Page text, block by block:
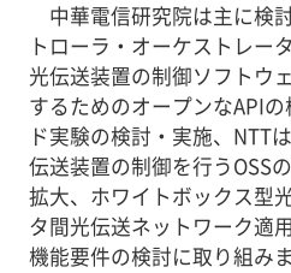
中華電信研究院は主に検
トローラ・オーケストレー
光伝送装置の制御ソフトウ
するためのオープンなAPI
ド実験の検討・実施、NTT
伝送装置の制御を行うOSS
拡大、ホワイトボックス型
タ間光伝送ネットワーク適
機能要件の検討に取り組みま